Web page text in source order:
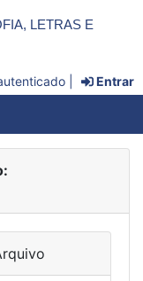
LETRAS E
| Entrar